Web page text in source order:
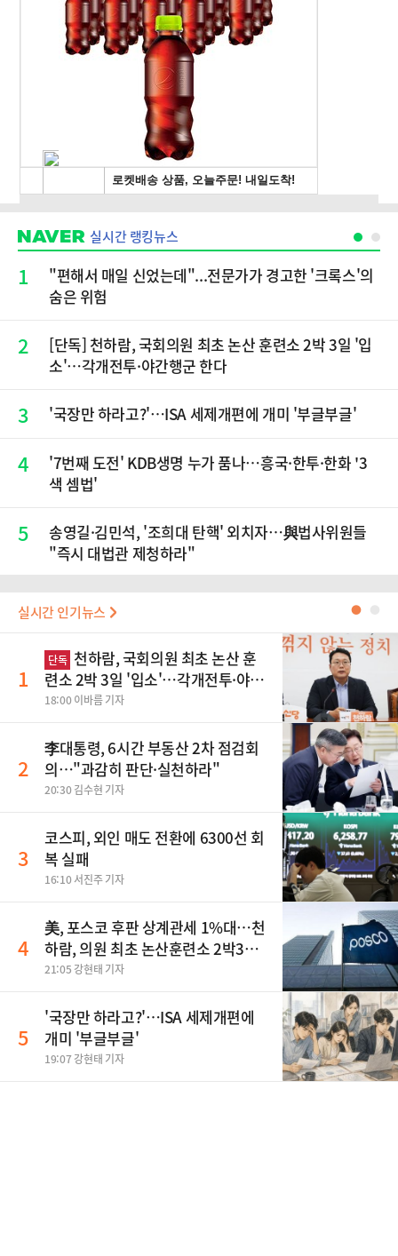
실시간 랭킹뉴스
1
"편해서 매일 신었는데"...전문가가 경고한 '크록스'의
숨은 위험
2
[단독] 천하람, 국회의원 최초 논산 훈련소 2박 3일 '입
소'…각개전투·야간행군 한다
3 '국장만 하라고?'…ISA 세제개편에 개미 '부글부글'
4
'7번째 도전' KDB생명 누가 품나…흥국·한투·한화 '3
색 셈법'
5
송영길·김민석, '조희대 탄핵' 외치자…與법사위원들
"즉시 대법관 제청하라"
실시간 인기뉴스 ●
1
단독 천하람, 국회의원 최초 논산 훈
련소 2박 3일 '입소'…각개전투·야간
행군 한다
18:00 이바름 기자
2
李대통령, 6시간 부동산 2차 점검회
의…"과감히 판단·실천하라"
20:30 김수현 기자
3
코스피, 외인 매도 전환에 6300선 회
복 실패
16:10 서진주 기자
4
美, 포스코 후판 상계관세 1%대…천
하람, 의원 최초 논산훈련소 2박3일
'입소'
21:05 강현태 기자
5
'국장만 하라고?'…ISA 세제개편에
개미 '부글부글'
19:07 강현태 기자